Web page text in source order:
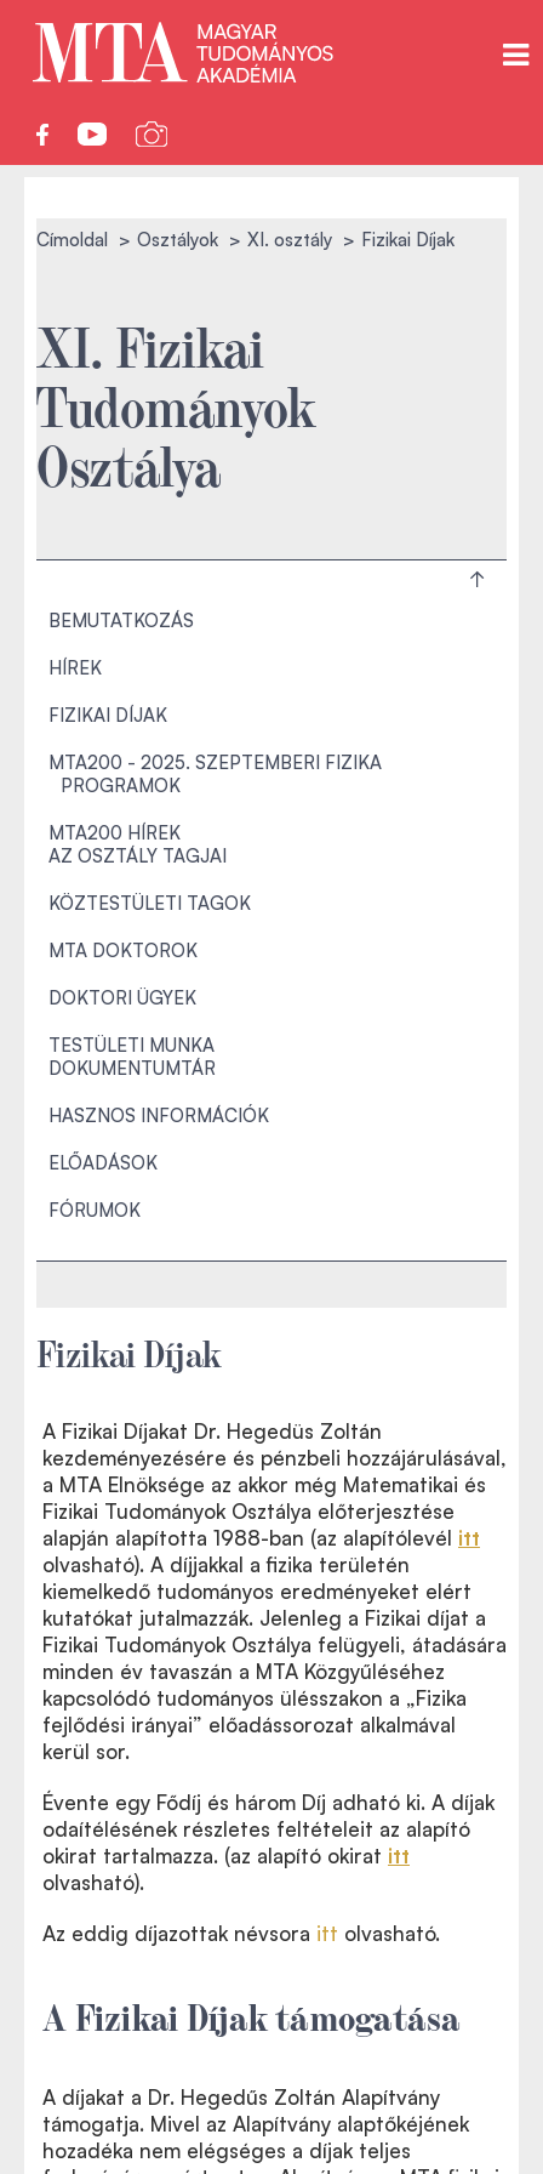
Címoldal Osztályok XI. osztály Fizikai Díjak
XI. Fizikai
Tudományok
Osztálya
BEMUTATKOZÁS
HÍREK
FIZIKAI DÍJAK
MTA200 - 2025. SZEPTEMBERI FIZIKA
PROGRAMOK
MTA200 HÍREK
AZ OSZTÁLY TAGJAI
KÖZTESTÜLETI TAGOK
MTA DOKTOROK
DOKTORI ÜGYEK
TESTÜLETI MUNKA
DOKUMENTUMTÁR
HASZNOS INFORMÁCIÓK
ELŐADÁSOK
FÓRUMOK
Fizikai Díjak
A Fizikai Díjakat Dr. Hegedüs Zoltán
kezdeményezésére és pénzbeli hozzájárulásával,
a MTA Elnöksége az akkor még Matematikai és
Fizikai Tudományok Osztálya előterjesztése
alapján alapította 1988-ban (az alapítólevél itt
olvasható). A díjjakkal a fizika területén
kiemelkedő tudományos eredményeket elért
kutatókat jutalmazzák. Jelenleg a Fizikai díjat a
Fizikai Tudományok Osztálya felügyeli, átadására
minden év tavaszán a MTA Közgyűléséhez
kapcsolódó tudományos ülésszakon a „Fizika
fejlődési irányai” előadássorozat alkalmával
kerül sor.
Évente egy Fődíj és három Díj adható ki. A díjak
odaítélésének részletes feltételeit az alapító
okirat tartalmazza. (az alapító okirat itt
olvasható).
Az eddig díjazottak névsora itt olvasható.
A Fizikai Díjak támogatása
A díjakat a Dr. Hegedűs Zoltán Alapítvány
támogatja. Mivel az Alapítvány alaptőkéjének
hozadéka nem elégséges a díjak teljes